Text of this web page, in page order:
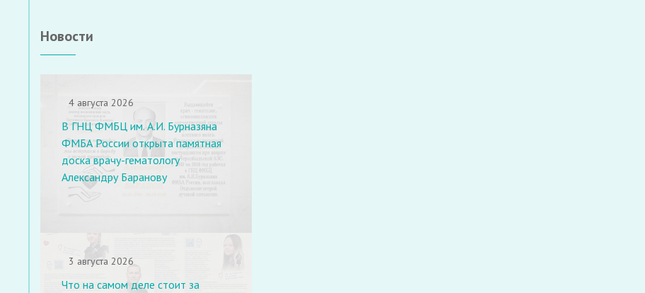
Новости
4 августа 2026
В ГНЦ ФМБЦ им. А.И. Бурназяна
ФМБА России открыта памятная
доска врачу-гематологу
Александру Баранову
3 августа 2026
Что на самом деле стоит за